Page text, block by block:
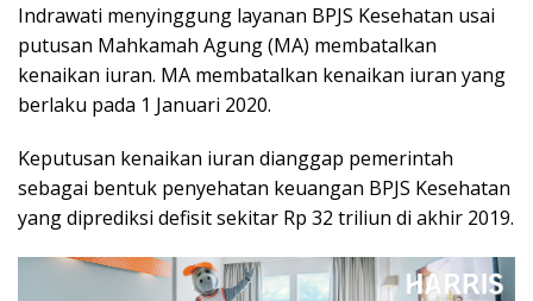
Indrawati menyinggung layanan BPJS Kesehatan usai
putusan Mahkamah Agung (MA) membatalkan
kenaikan iuran. MA membatalkan kenaikan iuran yang
berlaku pada 1 Januari 2020.
Keputusan kenaikan iuran dianggap pemerintah
sebagai bentuk penyehatan keuangan BPJS Kesehatan
yang diprediksi defisit sekitar Rp 32 triliun di akhir 2019.